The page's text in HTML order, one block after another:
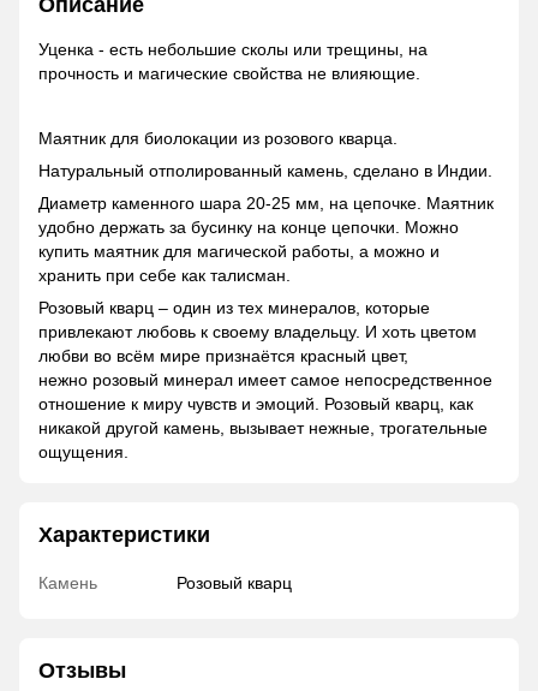
Описание
Уценка - есть небольшие сколы или трещины, на
прочность и магические свойства не влияющие.
Маятник для биолокации из розового кварца.
Натуральный отполированный камень, сделано в Индии.
Диаметр каменного шара 20-25 мм, на цепочке. Маятник
удобно держать за бусинку на конце цепочки. Можно
купить маятник для магической работы, а можно и
хранить при себе как талисман.
Розовый кварц – один из тех минералов, которые
привлекают любовь к своему владельцу. И хоть цветом
любви во всём мире признаётся красный цвет,
нежно розовый минерал имеет самое непосредственное
отношение к миру чувств и эмоций. Розовый кварц, как
никакой другой камень, вызывает нежные, трогательные
ощущения.
Характеристики
Камень Розовый кварц
Отзывы